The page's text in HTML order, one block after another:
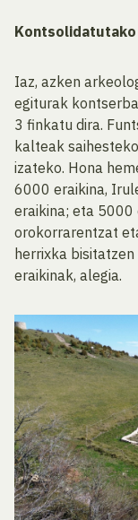
Iaz, azken
egiturak
3 finkatu dira.
kalteak
izateko. Hona
6000 eraikina,
eraikina; eta 5000
orokorrarentzat
herrixka
eraikinak, alegia.